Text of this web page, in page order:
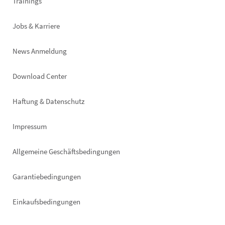
Jobs & Karriere
News Anmeldung
Footer
Download Center
Haftung & Datenschutz
Impressum
Allgemeine Geschäftsbedingungen
Garantiebedingungen
Einkaufsbedingungen